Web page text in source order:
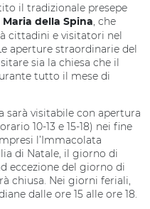
il tradizionale presepe
Maria della Spina, che
cittadini e visitatori nel
aperture straordinarie del
sia la chiesa che il
tutto il mese di
sarà visitabile con apertura
10-13 e 15-18) nei fine
l’Immacolata
di Natale, il giorno di
eccezione del giorno di
chiusa. Nei giorni feriali,
dalle ore 15 alle ore 18.